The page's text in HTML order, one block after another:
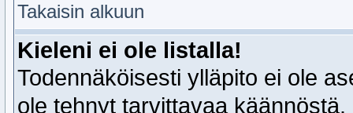
Takaisin alkuun
Kieleni ei ole listalla!
Todennäköisesti ylläpito ei ole
ole tehnyt tarvittavaa